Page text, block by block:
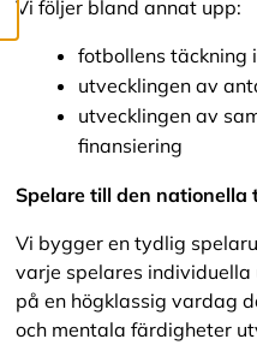
Vi följer bland annat upp:
fotbollens täckning
utvecklingen av
utvecklingen av
finansiering
Spelare till den nationella
Vi bygger en tydlig
varje spelares
på en högklassig vardag
och mentala färdigheter